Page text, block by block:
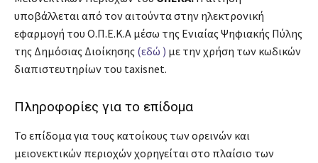
υποβάλλεται από τον αιτούντα στην ηλεκτρονική
εφαρμογή του Ο.Π.Ε.Κ.Α μέσω της Ενιαίας Ψηφιακής Πύλης
της Δημόσιας Διοίκησης (εδώ ) με την χρήση των κωδικών
διαπιστευτηρίων του taxisnet.
Πληροφορίες για το επίδομα
Το επίδομα για τους κατοίκους των ορεινών και
μειονεκτικών περιοχών χορηγείται στο πλαίσιο των